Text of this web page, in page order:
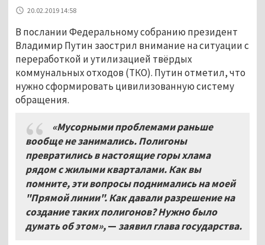
20.02.2019 14:58
В послании Федеральному собранию президент
Владимир Путин заострил внимание на ситуации с
переработкой и утилизацией твёрдых
коммунальных отходов (ТКО). Путин отметил, что
нужно сформировать цивилизованную систему
обращения.
«Мусорными проблемами раньше
вообще не занимались. Полигоны
превратились в настоящие горы хлама
рядом с жилыми кварталами. Как вы
помните, эти вопросы поднимались на моей
"Прямой линии". Как давали разрешение на
создание таких полигонов? Нужно было
думать об этом»,— заявил глава государства.